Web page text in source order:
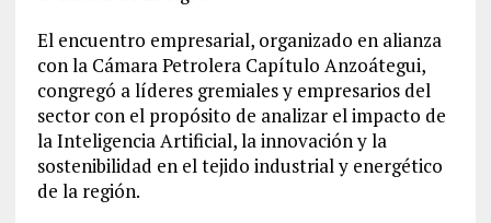
El encuentro empresarial, organizado en alianza
con la Cámara Petrolera Capítulo Anzoátegui,
congregó a líderes gremiales y empresarios del
sector con el propósito de analizar el impacto de
la Inteligencia Artificial, la innovación y la
sostenibilidad en el tejido industrial y energético
de la región.